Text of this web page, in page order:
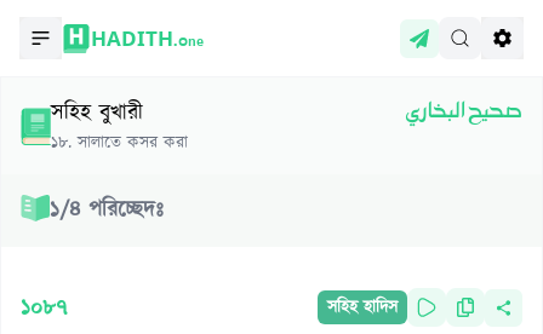
HADITH.One
সহিহ বুখারী
১৮.সালাতে কসর করা
صحيح البخاري
১/৪ পরিচ্ছেদঃ
১০৮৭ সহিহ হাদিস